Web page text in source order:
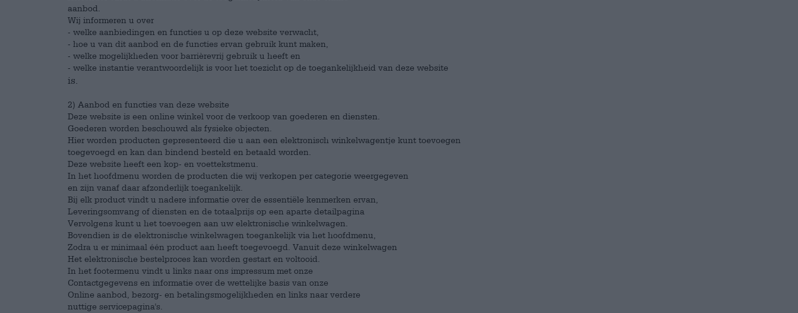
aanbod.
Wij informeren u over
- welke aanbiedingen en functies u op deze website verwacht,
- hoe u van dit aanbod en de functies ervan gebruik kunt maken,
- welke mogelijkheden voor barrièrevrij gebruik u heeft en
- welke instantie verantwoordelijk is voor het toezicht op de toegankelijkheid van deze website
is.
2) Aanbod en functies van deze website
Deze website is een online winkel voor de verkoop van goederen en diensten.
Goederen worden beschouwd als fysieke objecten.
Hier worden producten gepresenteerd die u aan een elektronisch winkelwagentje kunt toevoegen
toegevoegd en kan dan bindend besteld en betaald worden.
Deze website heeft een kop- en voettekstmenu.
In het hoofdmenu worden de producten die wij verkopen per categorie weergegeven
en zijn vanaf daar afzonderlijk toegankelijk.
Bij elk product vindt u nadere informatie over de essentiële kenmerken ervan,
Leveringsomvang of diensten en de totaalprijs op een aparte detailpagina
Vervolgens kunt u het toevoegen aan uw elektronische winkelwagen.
Bovendien is de elektronische winkelwagen toegankelijk via het hoofdmenu,
Zodra u er minimaal één product aan heeft toegevoegd. Vanuit deze winkelwagen
Het elektronische bestelproces kan worden gestart en voltooid.
In het footermenu vindt u links naar ons impressum met onze
Contactgegevens en informatie over de wettelijke basis van onze
Online aanbod, bezorg- en betalingsmogelijkheden en links naar verdere
nuttige servicepagina's.